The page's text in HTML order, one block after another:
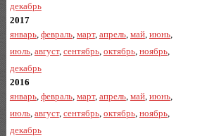
декабрь
2017
январь, февраль, март, апрель, май, июнь,
июль, август, сентябрь, октябрь, ноябрь,
декабрь
2016
январь, февраль, март, апрель, май, июнь,
июль, август, сентябрь, октябрь, ноябрь,
декабрь